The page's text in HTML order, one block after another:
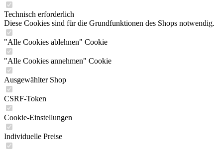
Technisch erforderlich
Diese Cookies sind für die Grundfunktionen des Shops notwendig.
"Alle Cookies ablehnen" Cookie
"Alle Cookies annehmen" Cookie
Ausgewählter Shop
CSRF-Token
Cookie-Einstellungen
Individuelle Preise